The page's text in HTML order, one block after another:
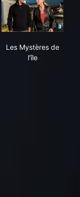
Les Mystères de
l'île